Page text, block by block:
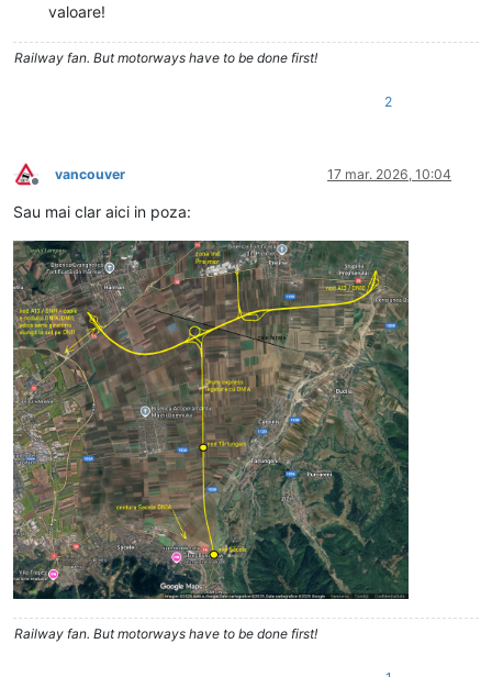
valoare!
Railway fan. But motorways have to be done first!
2
Deconectat
vancouver 17 mar. 2026, 10:04
Sau mai clar aici in poza:
Railway fan. But motorways have to be done first!